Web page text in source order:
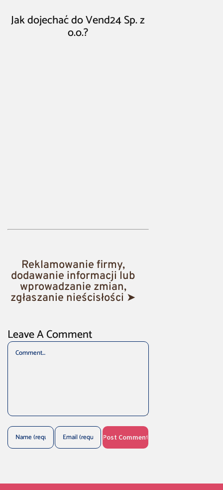
Jak dojechać do Vend24 Sp. z
o.o.?
Reklamowanie firmy,
dodawanie informacji lub
wprowadzanie zmian,
zgłaszanie nieścisłości ➤
Leave A Comment
Comment